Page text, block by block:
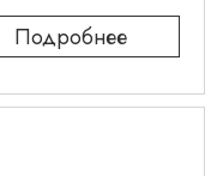
Подробнее